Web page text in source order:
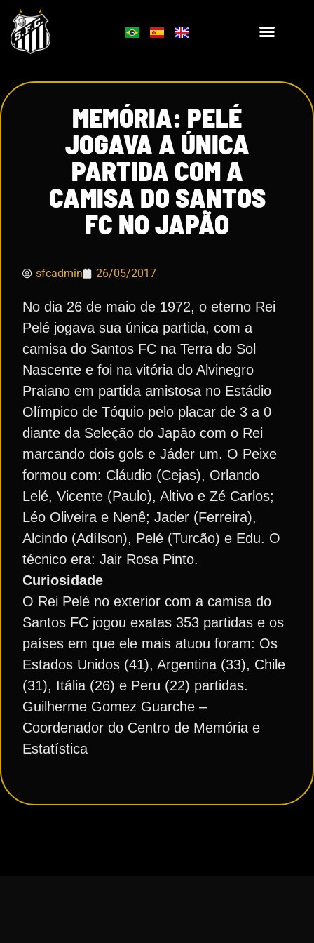
MEMÓRIA: PELÉ
JOGAVA A ÚNICA
PARTIDA COM A
CAMISA DO SANTOS
FC NO JAPÃO
sfcadmin 26/05/2017
No dia 26 de maio de 1972, o eterno Rei
Pelé jogava sua única partida, com a
camisa do Santos FC na Terra do Sol
Nascente e foi na vitória do Alvinegro
Praiano em partida amistosa no Estádio
Olímpico de Tóquio pelo placar de 3 a 0
diante da Seleção do Japão com o Rei
marcando dois gols e Jáder um. O Peixe
formou com: Cláudio (Cejas), Orlando
Lelé, Vicente (Paulo), Altivo e Zé Carlos;
Léo Oliveira e Nenê; Jader (Ferreira),
Alcindo (Adílson), Pelé (Turcão) e Edu. O
técnico era: Jair Rosa Pinto.
Curiosidade
O Rei Pelé no exterior com a camisa do
Santos FC jogou exatas 353 partidas e os
países em que ele mais atuou foram: Os
Estados Unidos (41), Argentina (33), Chile
(31), Itália (26) e Peru (22) partidas.
Guilherme Gomez Guarche –
Coordenador do Centro de Memória e
Estatística